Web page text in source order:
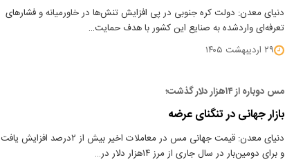
دنیای معدن: دولت کره جنوبی در پی افزایش تنش‌ها در خاورمیانه و فشارهای
تعرفه‌ای واردشده به صنایع این کشور با هدف حمایت…
۲۹ اردیبهشت ۱۴۰۵
مس دوباره از ۱۴هزار دلار گذشت؛
بازار جهانی در تنگنای عرضه
دنیای معدن: قیمت جهانی مس در معاملات اخیر بیش از ۲درصد افزایش یافت
و برای دومین‌بار در سال جاری از مرز ۱۴هزار دلار در…